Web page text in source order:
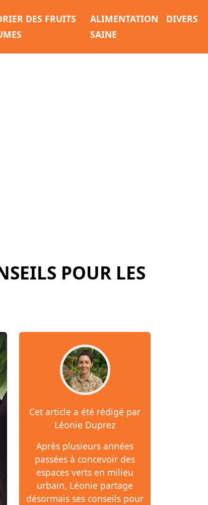
DES FRUITS
ALIMENTATION
SAINE
DIVERS
POUR LES
Cet article a été rédigé par
Léonie Duprez
Après plusieurs années
passées à concevoir des
espaces verts en milieu
urbain, Léonie partage
désormais ses conseils pour